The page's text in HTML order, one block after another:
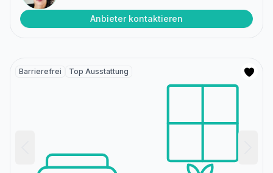
Anbieter kontaktieren
Barrierefrei Top Ausstattung